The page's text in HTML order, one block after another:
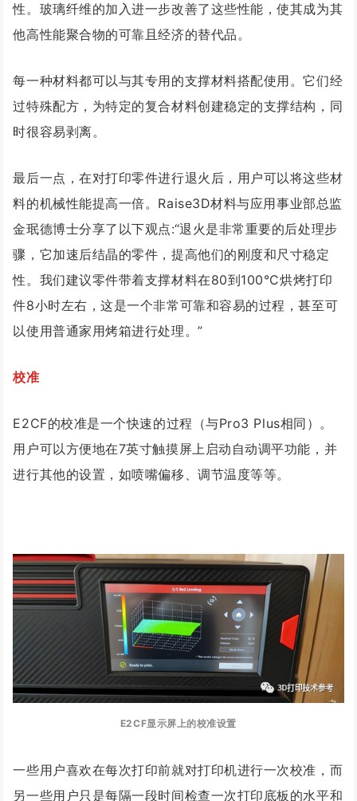
性。玻璃纤维的加入进一步改善了这些性能，使其成为其
他高性能聚合物的可靠且经济的替代品。
每一种材料都可以与其专用的支撑材料搭配使用。它们经
过特殊配方，为特定的复合材料创建稳定的支撑结构，同
时很容易剥离。
最后一点，在对打印零件进行退火后，用户可以将这些材
料的机械性能提高一倍。Raise3D材料与应用事业部总监
金珉德博士分享了以下观点:“退火是非常重要的后处理步
骤，它加速后结晶的零件，提高他们的刚度和尺寸稳定
性。我们建议零件带着支撑材料在80到100°C烘烤打印
件8小时左右，这是一个非常可靠和容易的过程，甚至可
以使用普通家用烤箱进行处理。”
校准
E2CF的校准是一个快速的过程（与Pro3 Plus相同）。
用户可以方便地在7英寸触摸屏上启动自动调平功能，并
进行其他的设置，如喷嘴偏移、调节温度等等。
E2CF显示屏上的校准设置
一些用户喜欢在每次打印前就对打印机进行一次校准，而
另一些用户只是每隔一段时间检查一次打印底板的水平和